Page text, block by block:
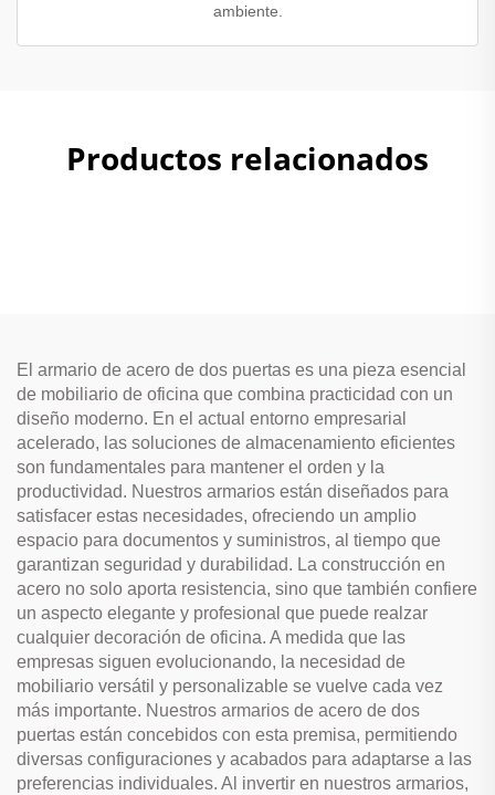
ambiente.
Productos relacionados
El armario de acero de dos puertas es una pieza esencial
de mobiliario de oficina que combina practicidad con un
diseño moderno. En el actual entorno empresarial
acelerado, las soluciones de almacenamiento eficientes
son fundamentales para mantener el orden y la
productividad. Nuestros armarios están diseñados para
satisfacer estas necesidades, ofreciendo un amplio
espacio para documentos y suministros, al tiempo que
garantizan seguridad y durabilidad. La construcción en
acero no solo aporta resistencia, sino que también confiere
un aspecto elegante y profesional que puede realzar
cualquier decoración de oficina. A medida que las
empresas siguen evolucionando, la necesidad de
mobiliario versátil y personalizable se vuelve cada vez
más importante. Nuestros armarios de acero de dos
puertas están concebidos con esta premisa, permitiendo
diversas configuraciones y acabados para adaptarse a las
preferencias individuales. Al invertir en nuestros armarios,